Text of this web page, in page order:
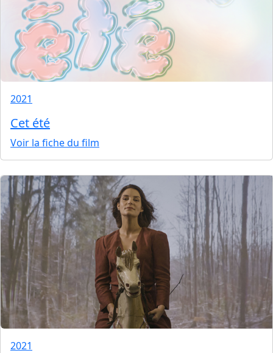
2021
Cet été
Voir la fiche du film
2021